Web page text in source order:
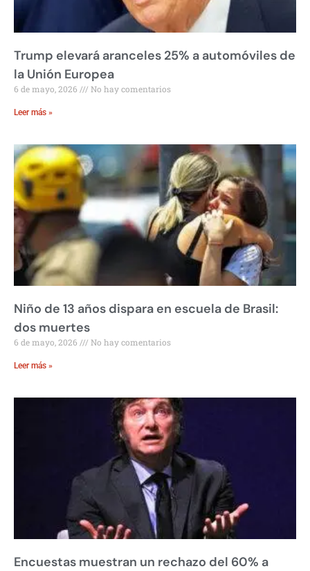
Trump elevará aranceles 25% a automóviles de
la Unión Europea
6 de mayo, 2026 No hay comentarios
Leer más »
Niño de 13 años dispara en escuela de Brasil:
dos muertes
6 de mayo, 2026 No hay comentarios
Leer más »
Encuestas muestran un rechazo del 60% a